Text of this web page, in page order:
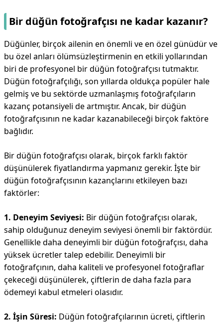
Bir düğün fotoğrafçısı ne kadar kazanır?
Düğünler, birçok ailenin en önemli ve en özel günüdür ve
bu özel anları ölümsüzleştirmenin en etkili yollarından
biri de profesyonel bir düğün fotoğrafçısı tutmaktır.
Düğün fotoğrafçılığı, son yıllarda oldukça popüler hale
gelmiş ve bu sektörde uzmanlaşmış fotoğrafçıların
kazanç potansiyeli de artmıştır. Ancak, bir düğün
fotoğrafçısının ne kadar kazanabileceği birçok faktöre
bağlıdır.
Bir düğün fotoğrafçısı olarak, birçok farklı faktör
düşünülerek fiyatlandırma yapmanız gerekir. İşte bir
düğün fotoğrafçısının kazançlarını etkileyen bazı
faktörler:
1. Deneyim Seviyesi: Bir düğün fotoğrafçısı olarak,
sahip olduğunuz deneyim seviyesi önemli bir faktördür.
Genellikle daha deneyimli bir düğün fotoğrafçısı, daha
yüksek ücretler talep edebilir. Deneyimli bir
fotoğrafçının, daha kaliteli ve profesyonel fotoğraflar
çekeceği düşünülerek, çiftlerin de daha fazla para
ödemeyi kabul etmeleri olasıdır.
2. İşin Süresi: Düğün fotoğrafçılarının ücreti, çiftlerin